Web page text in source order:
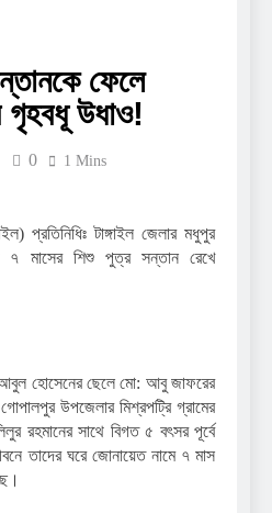
যুক্তরাষ্ট্রে গিয়ে নতুন প্রেমের
কথা স্বীকার করলেন সোহানা
সাবা
2 Years Ago
রাতে ট্রেনে শুতে পারলে বেশি
মজা লাগে: রচনা ব্যানার্জি
ফেলে
গৃহবধূ উধাও!
0 1 Mins
প্রতিনিধিঃ টাঙ্গাইল জেলার মধুপুর
৭ মাসের শিশু পুত্র সন্তান রেখে
আবুল হোসেনের ছেলে মো: আবু জাফরের
উপজেলার মিশ্রপট্রি গ্রামের
রহমানের সাথে বিগত ৫ বৎসর পূর্বে
তাদের ঘরে জোনায়েত নামে ৭ মাস